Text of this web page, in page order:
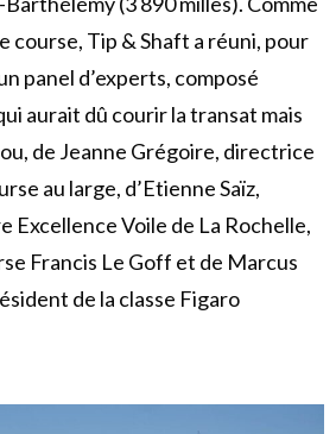
course, Tip & Shaft a réuni, pour
panel d’experts, composé
aurait dû courir la transat mais
de Jeanne Grégoire, directrice
au large, d’Etienne Saïz,
Excellence Voile de La Rochelle,
Francis Le Goff et de Marcus
de la classe Figaro